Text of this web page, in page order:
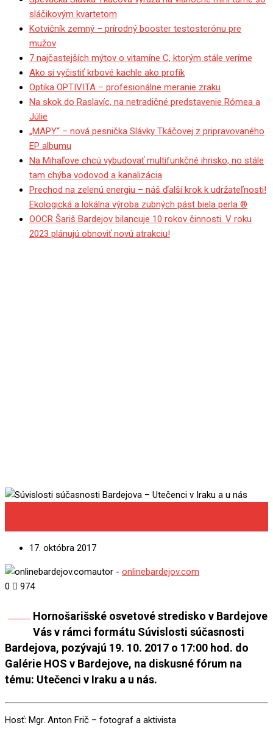
sláčikovým kvartetom
Kotvičník zemný – prírodný booster testosterónu pre
mužov
7 najčastejších mýtov o vitamíne C, ktorým stále veríme
Ako si vyčistiť krbové kachle ako profík
Optika OPTIVITA – profesionálne meranie zraku
Na skok do Raslavíc, na netradičné predstavenie Rómea a
Júlie
„MAPY“ – nová pesnička Slávky Tkáčovej z pripravovaného
EP albumu
Na Mihaľove chcú vybudovať multifunkčné ihrisko, no stále
tam chýba vodovod a kanalizácia
Prechod na zelenú energiu – náš ďalší krok k udržateľnosti!
Ekologická a lokálna výroba zubných pást biela perla ®
OOCR Šariš Bardejov bilancuje 10 rokov činnosti. V roku
2023 plánujú obnoviť novú atrakciu!
17. októbra 2017
autor - onlinebardejov.com
0
974
Hornošarišské osvetové stredisko v Bardejove
Vás v rámci formátu Súvislosti súčasnosti
Bardejova, pozývajú 19. 10. 2017 o 17:00 hod. do
Galérie HOS v Bardejove, na diskusné fórum na
tému: Utečenci v Iraku a u nás.
Hosť: Mgr. Anton Frič – fotograf a aktivista